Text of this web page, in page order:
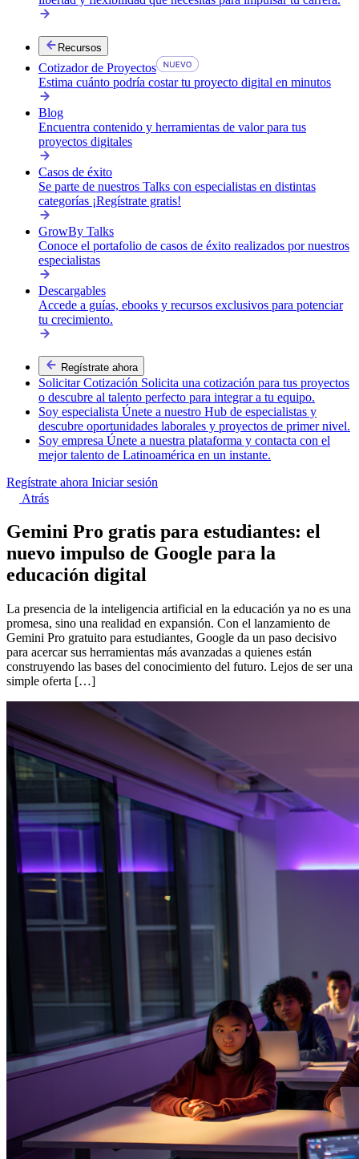
Inteligencia Artificial
Recursos
Cotizador de Proyectos
Estima cuánto podría costar tu proyecto digital en minutos
Blog
Encuentra contenido y herramientas de valor para tus
proyectos digitales
Casos de éxito
Se parte de nuestros Talks con especialistas en distintas
categorías ¡Regístrate gratis!
GrowBy Talks
Conoce el portafolio de casos de éxito realizados por nuestros
especialistas
Descargables
Accede a guías, ebooks y recursos exclusivos para potenciar
tu crecimiento.
Regístrate ahora
Solicitar Cotización Solicita una cotización para tus proyectos
o descubre al talento perfecto para integrar a tu equipo.
Soy especialista Únete a nuestro Hub de especialistas y
descubre oportunidades laborales y proyectos de primer nivel.
Soy empresa Únete a nuestra plataforma y contacta con el
mejor talento de Latinoamérica en un instante.
Regístrate ahora Iniciar sesión
Atrás
Gemini Pro gratis para estudiantes: el
nuevo impulso de Google para la
educación digital
La presencia de la inteligencia artificial en la educación ya no es una
promesa, sino una realidad en expansión. Con el lanzamiento de
Gemini Pro gratuito para estudiantes, Google da un paso decisivo
para acercar sus herramientas más avanzadas a quienes están
construyendo las bases del conocimiento del futuro. Lejos de ser una
simple oferta […]